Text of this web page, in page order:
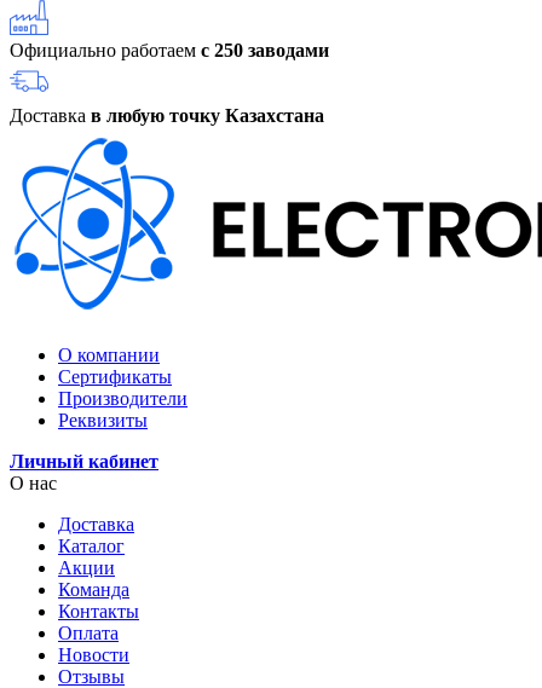
Официально работаем с 250 заводами
Доставка в любую точку Казахстана
О компании
Сертификаты
Производители
Реквизиты
Личный кабинет
О нас
Доставка
Каталог
Акции
Команда
Контакты
Оплата
Новости
Отзывы